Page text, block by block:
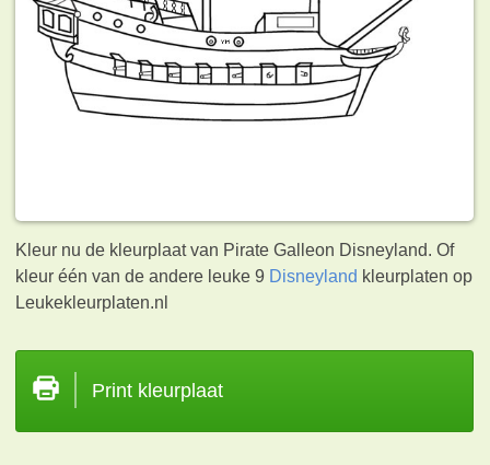
Kleur nu de kleurplaat van Pirate Galleon Disneyland. Of
kleur één van de andere leuke 9 Disneyland kleurplaten op
Leukekleurplaten.nl
Print kleurplaat